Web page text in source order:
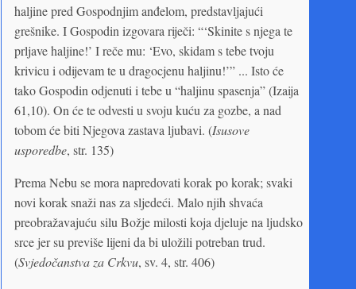
haljine pred Gospodnjim anđelom, predstavljajući
grešnike. I Gospodin izgovara riječi: “‘Skinite s njega te
prljave haljine!’ I reče mu: ‘Evo, skidam s tebe tvoju
krivicu i odijevam te u dragocjenu haljinu!’” ... Isto će
tako Gospodin odjenuti i tebe u “haljinu spasenja” (Izaija
61,10). On će te odvesti u svoju kuću za gozbe, a nad
tobom će biti Njegova zastava ljubavi. (Isusove
usporedbe, str. 135)
Prema Nebu se mora napredovati korak po korak; svaki
novi korak snaži nas za sljedeći. Malo njih shvaća
preobražavajuću silu Božje milosti koja djeluje na ljudsko
srce jer su previše lijeni da bi uložili potreban trud.
(Svjedočanstva za Crkvu, sv. 4, str. 406)